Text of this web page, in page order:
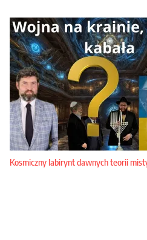
Kosmiczny labirynt dawnych teorii